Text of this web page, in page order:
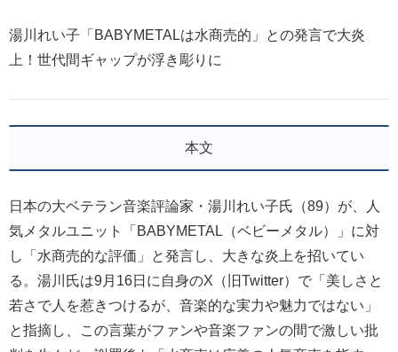
湯川れい子「BABYMETALは水商売的」との発言で大炎
上！世代間ギャップが浮き彫りに
本文
日本の大ベテラン音楽評論家・湯川れい子氏（89）が、人
気メタルユニット「BABYMETAL（ベビーメタル）」に対
し「水商売的な評価」と発言し、大きな炎上を招いてい
る。湯川氏は9月16日に自身のX（旧Twitter）で「美しさと
若さで人を惹きつけるが、音楽的な実力や魅力ではない」
と指摘し、この言葉がファンや音楽ファンの間で激しい批